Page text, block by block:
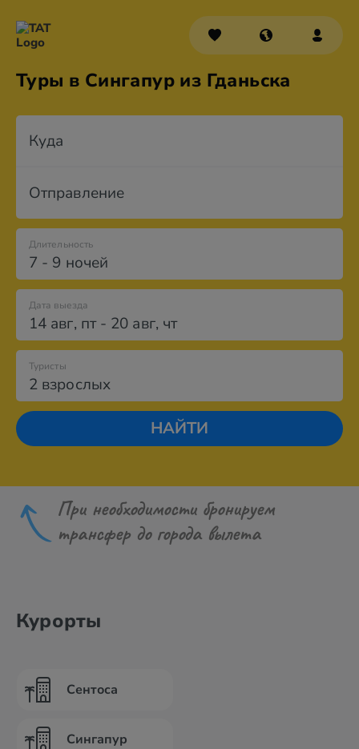
Туры в Сингапур из Гданьска
Куда
Отправление
7 - 9 ночей
Длительность
Дата выезда
14 авг, пт- 20 авг, чт
2 взрослых
Туристы
НАЙТИ
При необходимости бронируем
трансфер до города вылета
Курорты
Сентоса
Сингапур